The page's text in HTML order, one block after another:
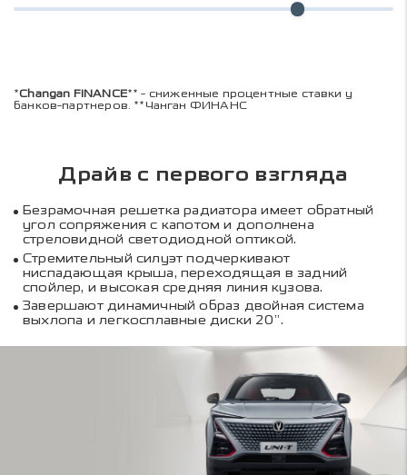
*Changan FINANCE** - сниженные процентные ставки у
банков-партнеров. **Чанган ФИНАНС
Драйв с первого взгляда
Безрамочная решетка радиатора имеет обратный
угол сопряжения с капотом и дополнена
стреловидной светодиодной оптикой.
Стремительный силуэт подчеркивают
ниспадающая крыша, переходящая в задний
спойлер, и высокая средняя линия кузова.
Завершают динамичный образ двойная система
выхлопа и легкосплавные диски 20”.